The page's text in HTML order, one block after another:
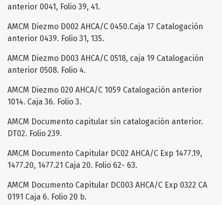
anterior 0041, Folio 39, 41.
AMCM Diezmo D002 AHCA/C 0450.Caja 17 Catalogación
anterior 0439. Folio 31, 135.
AMCM Diezmo D003 AHCA/C 0518, caja 19 Catalogación
anterior 0508. Folio 4.
AMCM Diezmo 020 AHCA/C 1059 Catalogación anterior
1014. Caja 36. Folio 3.
AMCM Documento capitular sin catalogación anterior.
DT02. Folio 239.
AMCM Documento Capitular DC02 AHCA/C Exp 1477.19,
1477.20, 1477.21 Caja 20. Folio 62- 63.
AMCM Documento Capitular DC003 AHCA/C Exp 0322 CA
0191 Caja 6. Folio 20 b.